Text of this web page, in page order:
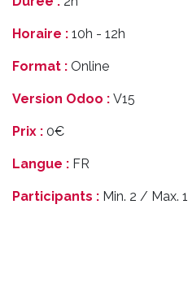
Horaire : 10h - 12h
Format : Online
Version Odoo : V15
Prix : 0€
Langue : FR
Participants : Min. 2 / Max.